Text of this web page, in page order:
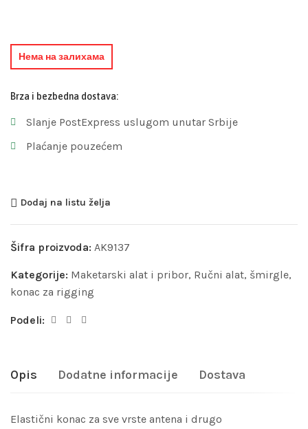
Нема на залихама
Brza i bezbedna dostava:
Slanje PostExpress uslugom unutar Srbije
Plaćanje pouzećem
Dodaj na listu želja
Šifra proizvoda: AK9137
Kategorije: Maketarski alat i pribor, Ručni alat, šmirgle,
konac za rigging
Podeli:
Opis Dodatne informacije Dostava
Elastični konac za sve vrste antena i drugo